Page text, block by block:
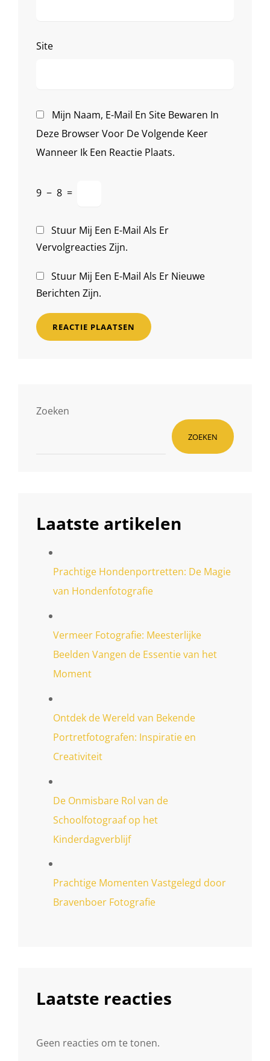
Site
Mijn Naam, E-Mail En Site Bewaren In
Deze Browser Voor De Volgende Keer
Wanneer Ik Een Reactie Plaats.
9 − 8 =
Stuur Mij Een E-Mail Als Er
Vervolgreacties Zijn.
Stuur Mij Een E-Mail Als Er Nieuwe
Berichten Zijn.
Zoeken
ZOEKEN
Laatste artikelen
Prachtige Hondenportretten: De Magie
van Hondenfotografie
Vermeer Fotografie: Meesterlijke
Beelden Vangen de Essentie van het
Moment
Ontdek de Wereld van Bekende
Portretfotografen: Inspiratie en
Creativiteit
De Onmisbare Rol van de
Schoolfotograaf op het
Kinderdagverblijf
Prachtige Momenten Vastgelegd door
Bravenboer Fotografie
Laatste reacties
Geen reacties om te tonen.